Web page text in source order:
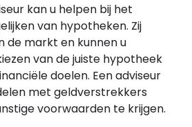
kan u helpen bij het
van hypotheken. Zij
de markt en kunnen u
van de juiste hypotheek
doelen. Een adviseur
met geldverstrekkers
voorwaarden te krijgen.